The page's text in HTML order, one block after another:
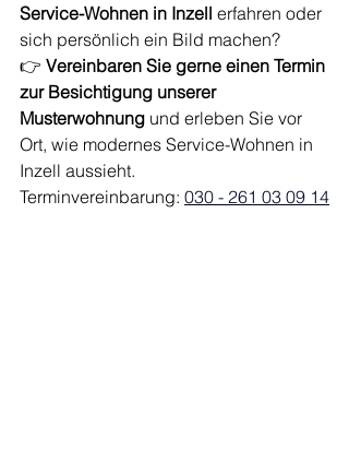
Service-Wohnen in Inzell erfahren oder
sich persönlich ein Bild machen?
👉 Vereinbaren Sie gerne einen Termin
zur Besichtigung unserer
Musterwohnung und erleben Sie vor
Ort, wie modernes Service-Wohnen in
Inzell aussieht.
Terminvereinbarung: 030 - 261 03 09 14